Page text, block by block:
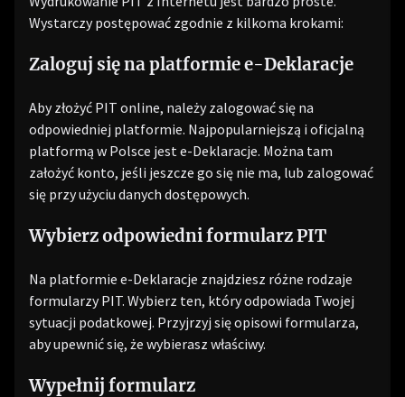
Wystarczy postępować zgodnie z kilkoma krokami:
Zaloguj się na platformie e-Deklaracje
Aby złożyć PIT online, należy zalogować się na
odpowiedniej platformie. Najpopularniejszą i oficjalną
platformą w Polsce jest e-Deklaracje. Można tam
założyć konto, jeśli jeszcze go się nie ma, lub zalogować
się przy użyciu danych dostępowych.
Wybierz odpowiedni formularz PIT
Na platformie e-Deklaracje znajdziesz różne rodzaje
formularzy PIT. Wybierz ten, który odpowiada Twojej
sytuacji podatkowej. Przyjrzyj się opisowi formularza,
aby upewnić się, że wybierasz właściwy.
Wypełnij formularz